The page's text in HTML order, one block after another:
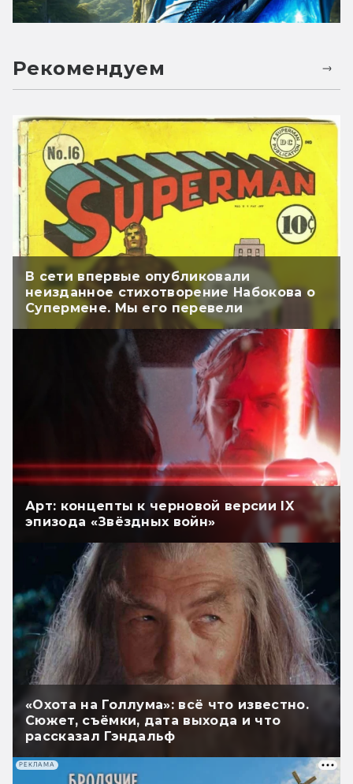
Рекомендуем
В сети впервые опубликовали
неизданное стихотворение Набокова о
Супермене. Мы его перевели
Арт: концепты к черновой версии IX
эпизода «Звёздных войн»
«Охота на Голлума»: всё что известно.
Сюжет, съёмки, дата выхода и что
рассказал Гэндальф
РЕКЛАМА